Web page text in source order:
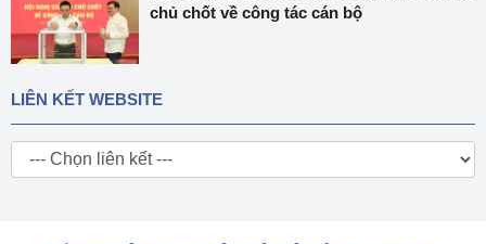
chủ chốt về công tác cán bộ
LIÊN KẾT WEBSITE